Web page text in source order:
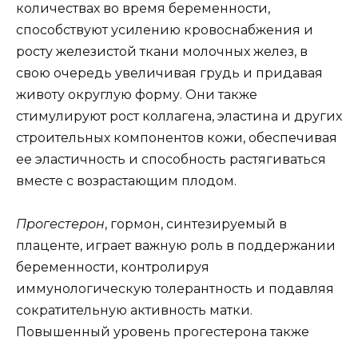
количествах во время беременности,
способствуют усилению кровоснабжения и
росту железистой ткани молочных желез, в
свою очередь увеличивая грудь и придавая
животу округлую форму. Они также
стимулируют рост коллагена, эластина и других
строительных компонентов кожи, обеспечивая
ее эластичность и способность растягиваться
вместе с возрастающим плодом.
Прогестерон, гормон, синтезируемый в
плаценте, играет важную роль в поддержании
беременности, контролируя
иммунологическую толерантность и подавляя
сократительную активность матки.
Повышенный уровень прогестерона также